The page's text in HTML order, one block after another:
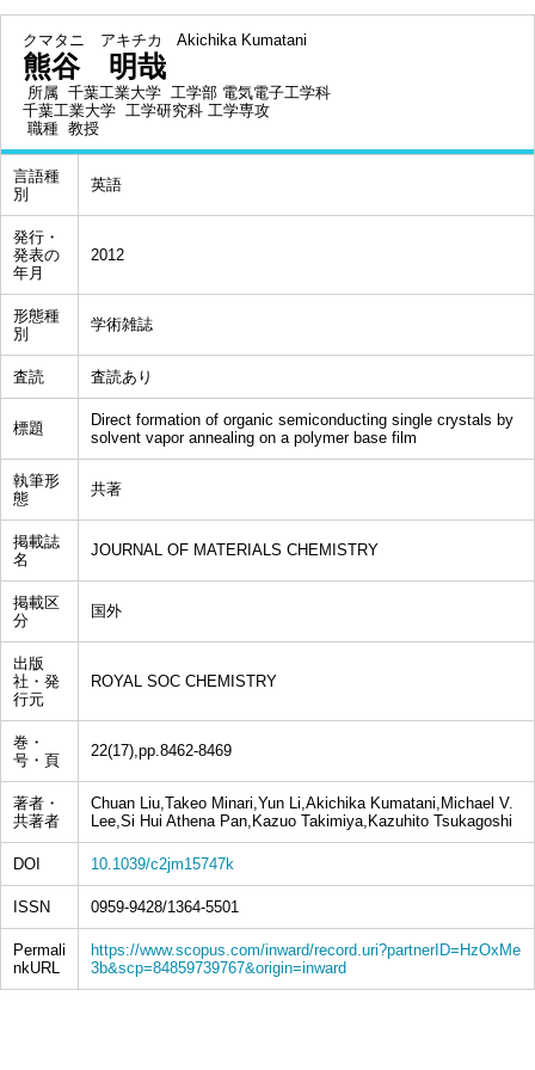
クマタニ アキチカ Akichika Kumatani
熊谷 明哉
所属 千葉工業大学 工学部 電気電子工学科
千葉工業大学 工学研究科 工学専攻
職種 教授
言語種
別
英語
発行・
発表の
年月
2012
形態種
別
学術雑誌
査読 査読あり
標題
Direct formation of organic semiconducting single crystals by
solvent vapor annealing on a polymer base film
執筆形
態
共著
掲載誌
名
JOURNAL OF MATERIALS CHEMISTRY
掲載区
分
国外
出版
社・発
行元
ROYAL SOC CHEMISTRY
巻・
号・頁
22(17),pp.8462-8469
著者・
共著者
Chuan Liu,Takeo Minari,Yun Li,Akichika Kumatani,Michael V.
Lee,Si Hui Athena Pan,Kazuo Takimiya,Kazuhito Tsukagoshi
DOI 10.1039/c2jm15747k
ISSN 0959-9428/1364-5501
Permali
nkURL
https://www.scopus.com/inward/record.uri?partnerID=HzOxMe
3b&scp=84859739767&origin=inward